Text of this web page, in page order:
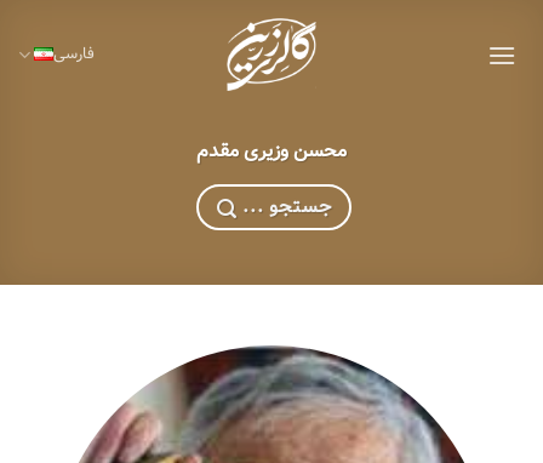
content
فارسی
محسن وزیری مقدم
... جستجو